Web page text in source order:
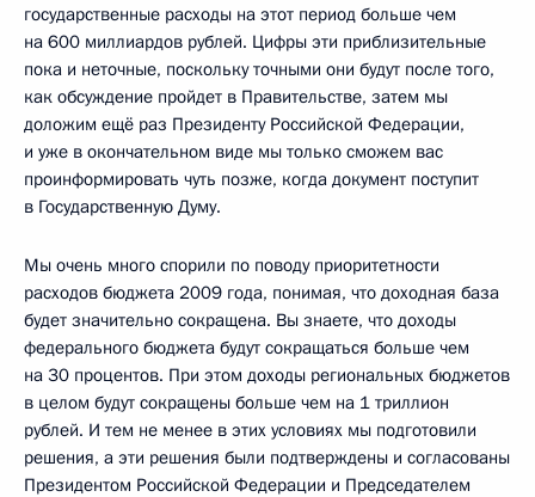
государственные расходы на этот период больше чем
на 600 миллиардов рублей. Цифры эти приблизительные
пока и неточные, поскольку точными они будут после того,
как обсуждение пройдет в Правительстве, затем мы
доложим ещё раз Президенту Российской Федерации,
и уже в окончательном виде мы только сможем вас
проинформировать чуть позже, когда документ поступит
в Государственную Думу.
Мы очень много спорили по поводу приоритетности
расходов бюджета 2009 года, понимая, что доходная база
будет значительно сокращена. Вы знаете, что доходы
федерального бюджета будут сокращаться больше чем
на 30 процентов. При этом доходы региональных бюджетов
в целом будут сокращены больше чем на 1 триллион
рублей. И тем не менее в этих условиях мы подготовили
решения, а эти решения были подтверждены и согласованы
Президентом Российской Федерации и Председателем